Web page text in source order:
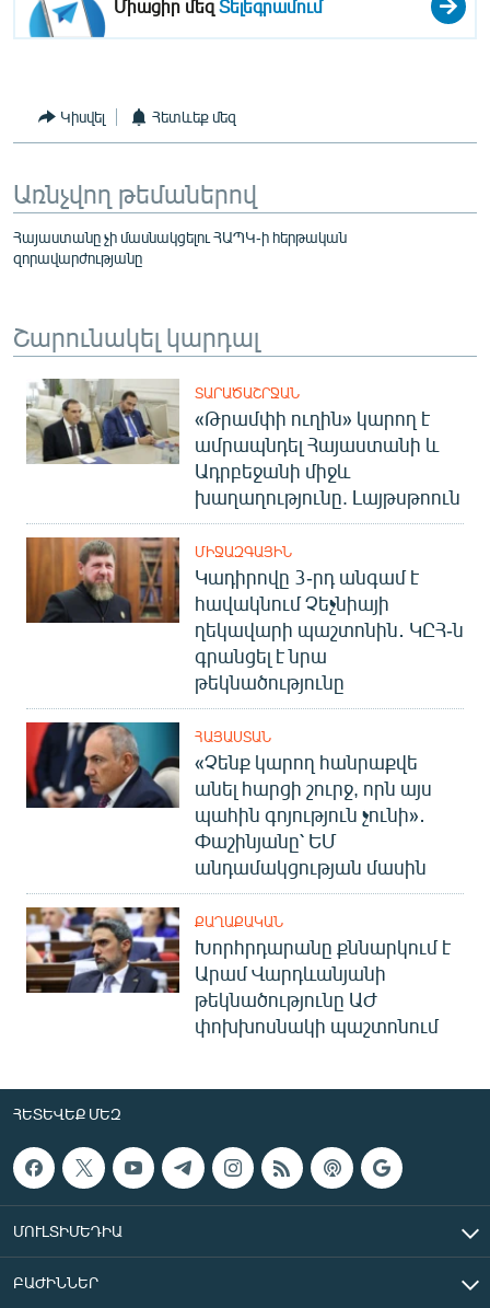
Միացիր մեզՏելեգրամում
Կիսվել Հետևեք մեզ
Առնչվող թեմաներով
Հայաստանը չի մասնակցելու ՀԱՊԿ-ի հերթական
զորավարժությանը
Շարունակել կարդալ
ՏԱՐԱԾԱՇՐՋԱՆ
«Թրամփի ուղին» կարող է
ամրապնդել Հայաստանի և
Ադրբեջանի միջև
խաղաղությունը. Լայթսթոուն
ՄԻՋԱԶԳԱՅԻՆ
Կադիրովը 3-րդ անգամ է
հավակնում Չեչնիայի
ղեկավարի պաշտոնին․ ԿԸՀ-ն
գրանցել է նրա
թեկնածությունը
ՀԱՅԱՍՏԱՆ
«Չենք կարող հանրաքվե
անել հարցի շուրջ, որն այս
պահին գոյություն չունի»․
Փաշինյանը՝ ԵՄ
անդամակցության մասին
ՔԱՂԱՔԱԿԱՆ
Խորհրդարանը քննարկում է
Արամ Վարդևանյանի
թեկնածությունը ԱԺ
փոխխոսնակի պաշտոնում
ՀԵՏԵՎԵՔ ՄԵԶ
ՄՈՒԼՏԻՄԵԴԻԱ
ԲԱԺԻՆՆԵՐ